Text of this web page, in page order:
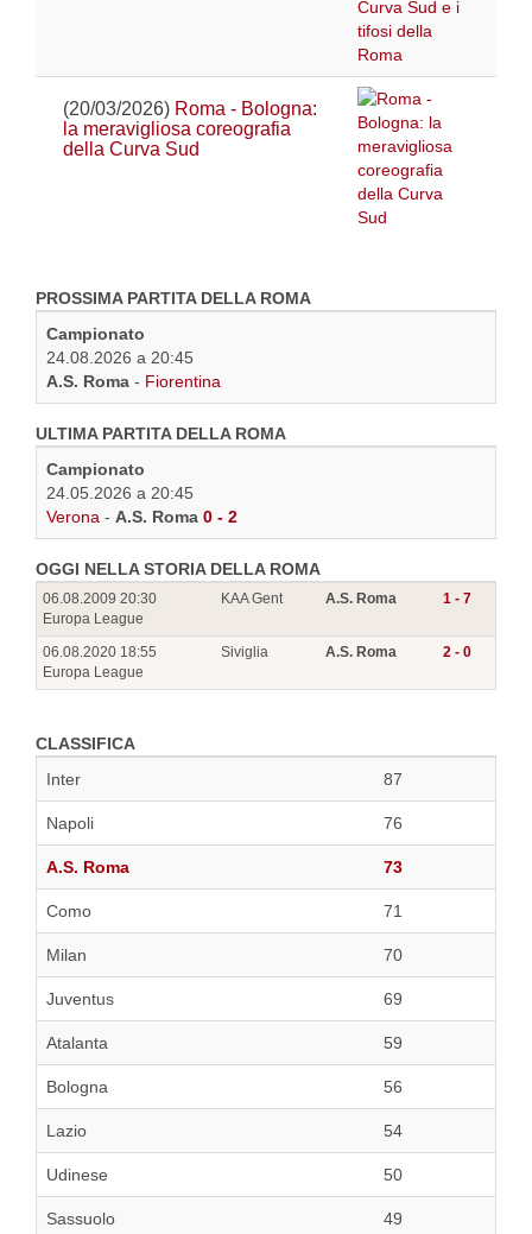
(20/03/2026) Roma - Bologna:
la meravigliosa coreografia
della Curva Sud
PROSSIMA PARTITA DELLA ROMA
Campionato
24.08.2026 a 20:45
A.S. Roma - Fiorentina
ULTIMA PARTITA DELLA ROMA
Campionato
24.05.2026 a 20:45
Verona - A.S. Roma 0 - 2
OGGI NELLA STORIA DELLA ROMA
06.08.2009 20:30
Europa League
KAA Gent A.S. Roma 1 - 7
06.08.2020 18:55
Europa League
Siviglia A.S. Roma 2 - 0
CLASSIFICA
Inter
87
Napoli 76
A.S. Roma 73
Como 71
Milan 70
Juventus 69
Atalanta 59
Bologna 56
Lazio 54
Udinese 50
Sassuolo 49